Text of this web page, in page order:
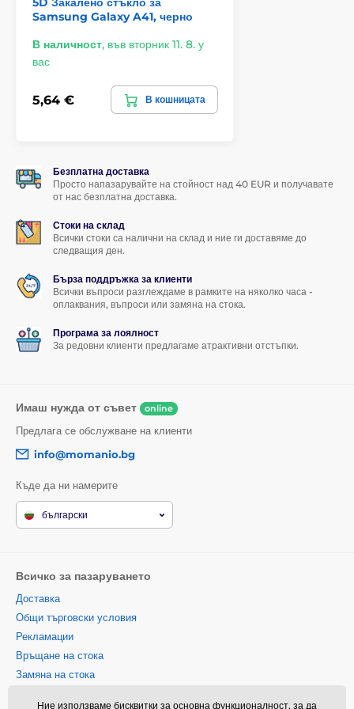
на дисплея на смартфона си.
Поставянето може да се справи всеки
Друго отлично предимство на това закалено стъкло за
вашия смартфон наистина ще бъде детска игра.
Перфектно прилепване
За разлика от някои други закалени стъкла, цялата
повърхност на закаленото стъкло за Samsung Galaxy
напълно перфектно прилепване по цялата площ
закаленото стъкло. Не се налага да се притеснявате от
отлепване на краищата на защитното стъкло или тяхното
Съдържание на опаковката:
1x суха кърпичка
1x мокра кърпичка
Samsung Galaxy A41, черно
В наличност, във вторник 11. 8. у
вас
5,64 € В кошницата
Безплатна доставка
Просто напазарувайте на стойност над 40 EUR и получавате
от нас безплатна доставка.
Стоки на склад
Всички стоки са налични на склад и ние ги доставяме до
следващия ден.
Бърза поддръжка за клиенти
Всички въпроси разглеждаме в рамките на няколко часа -
оплаквания, въпроси или замяна на стока.
Програма за лоялност
За редовни клиенти предлагаме атрактивни отстъпки.
Имаш нужда от съвет online
Предлага се обслужване на клиенти
info@momanio.bg
Къде да ни намерите
български
Всичко за пазаруването
Доставка
Общи търговски условия
Рекламации
Връщане на стока
Замяна на стока
Ние използваме бисквитки за основна функционалност, за да